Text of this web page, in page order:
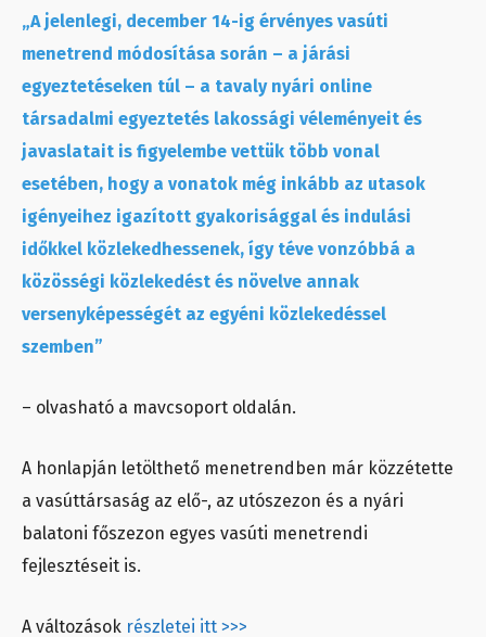
„A jelenlegi, december 14-ig érvényes vasúti
menetrend módosítása során – a járási
egyeztetéseken túl – a tavaly nyári online
társadalmi egyeztetés lakossági véleményeit és
javaslatait is figyelembe vettük több vonal
esetében, hogy a vonatok még inkább az utasok
igényeihez igazított gyakorisággal és indulási
időkkel közlekedhessenek, így téve vonzóbbá a
közösségi közlekedést és növelve annak
versenyképességét az egyéni közlekedéssel
szemben”
– olvasható a mavcsoport oldalán.
A honlapján letölthető menetrendben már közzétette
a vasúttársaság az elő-, az utószezon és a nyári
balatoni főszezon egyes vasúti menetrendi
fejlesztéseit is.
A változások részletei itt >>>